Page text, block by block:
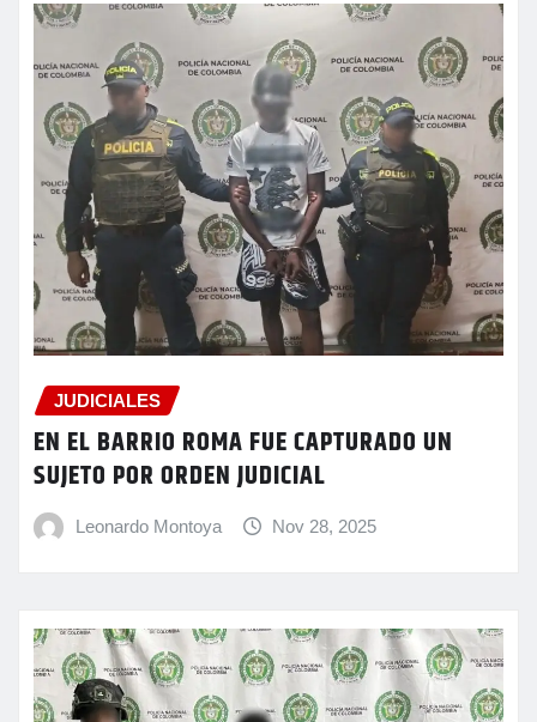
JUDICIALES
EN EL BARRIO ROMA FUE CAPTURADO UN
SUJETO POR ORDEN JUDICIAL
Leonardo Montoya Nov 28, 2025